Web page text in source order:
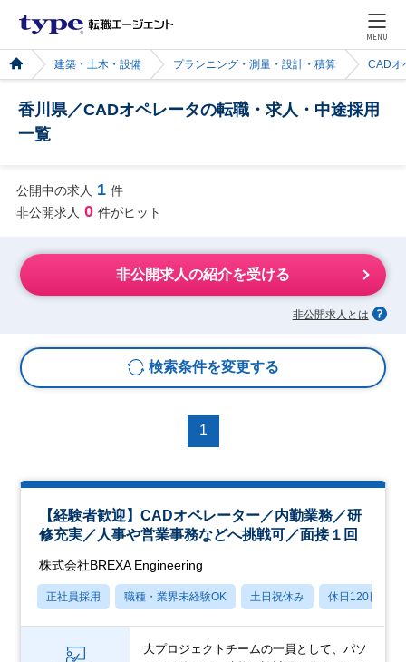
MENU
建築・土木・設備 プランニング・測量・設計・積算 CADオ
香川県／CADオペレータの転職・求人・中途採用
一覧
公開中の求人 1 件
非公開求人 0 件がヒット
非公開求人の紹介を受ける
非公開求人とは
検索条件を変更する
1
【経験者歓迎】CADオペレーター／内勤業務／研
修充実／人事や営業事務などへ挑戦可／面接１回
株式会社BREXA Engineering
正社員採用 職種・業界未経験OK 土日祝休み 休日120日以上
大プロジェクトチームの一員として、パソ